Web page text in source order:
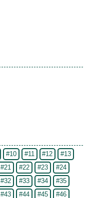
#10 #11 #12
#13
#21 #22 #23
#24
#32 #33 #34
#35
#43 #44 #45
#46